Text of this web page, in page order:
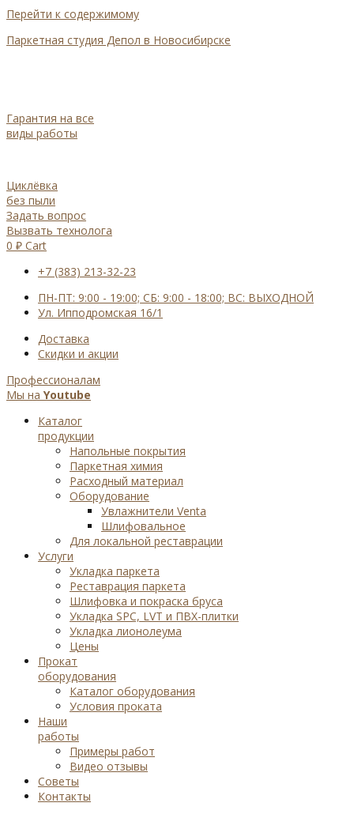
Перейти к содержимому
Паркетная студия Депол в Новосибирске
Гарантия на все
виды работы
Циклёвка
без пыли
Задать вопрос
Вызвать технолога
0 ₽ Cart
+7 (383) 213-32-23
ПН-ПТ: 9:00 - 19:00; СБ: 9:00 - 18:00; ВС: ВЫХОДНОЙ
Ул. Ипподромская 16/1
Доставка
Cкидки и акции
Профессионалам
Мы на Youtube
Каталог
продукции
Напольные покрытия
Паркетная химия
Расходный материал
Оборудование
Увлажнители Venta
Шлифовальное
Для локальной реставрации
Услуги
Укладка паркета
Реставрация паркета
Шлифовка и покраска бруса
Укладка SPC, LVT и ПВХ-плитки
Укладка лионолеума
Цены
Прокат
оборудования
Каталог оборудования
Условия проката
Наши
работы
Примеры работ
Видео отзывы
Советы
Контакты